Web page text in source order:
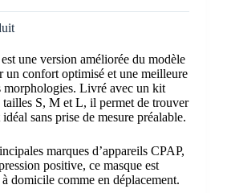
une version améliorée du modèle
confort optimisé et une meilleure
morphologies. Livré avec un kit
tailles S, M et L, il permet de trouver
sans prise de mesure préalable.
marques d’appareils CPAP,
positive, ce masque est
domicile comme en déplacement.